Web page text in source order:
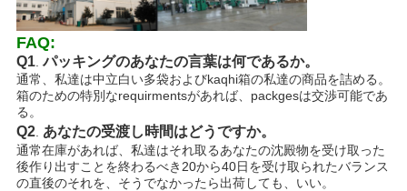
FAQ:
Q1.パッキングのあなたの言葉は何であるか。
通常、私達は中立白い多袋およびkaqhi箱の私達の商品を詰める。
箱のための特別なrequirmentsがあれば、packgesは交渉可能であ
る。
Q2. あなたの受渡し時間はどうですか。
通常在庫があれば、私達はそれ取るあなたの沈殿物を受け取った
後作り出すことを終わるべき20から40日を受け取られたバランス
の直後のそれを、そうでなかったら出荷しても、いい。